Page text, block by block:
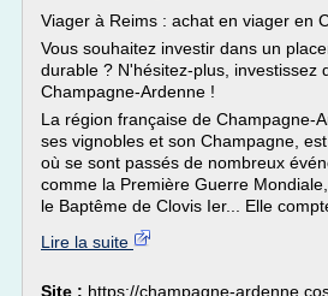
Viager à Reims : achat en viager en
Vous souhaitez investir dans un
durable ? N'hésitez-plus, investissez
Champagne-Ardenne !
La région française de Champagne-
ses vignobles et son Champagne,
où se sont passés de nombreux
comme la Première Guerre
le Baptême de Clovis Ier... Elle
Lire la suite
Site : https://champagne-